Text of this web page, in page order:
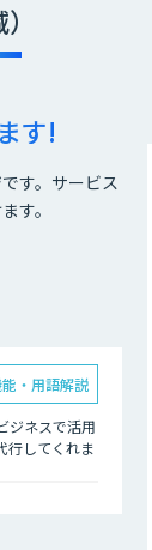
す!
す。サービス
す。
ジネスで活用
行してくれま
・用語解説